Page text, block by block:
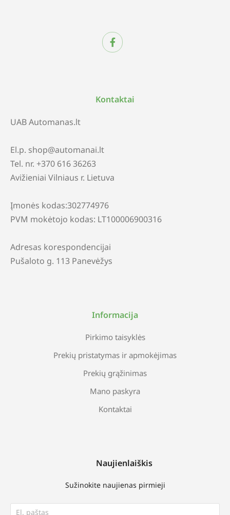
Kontaktai
UAB Automanas.lt
El.p. shop@automanai.lt
Tel. nr. +370 616 36263
Avižieniai Vilniaus r. Lietuva
Įmonės kodas:302774976
PVM mokėtojo kodas: LT100006900316
Adresas korespondencijai
Pušaloto g. 113 Panevėžys
Informacija
Pirkimo taisyklės
Prekių pristatymas ir apmokėjimas
Prekių grąžinimas
Mano paskyra
Kontaktai
Naujienlaiškis
Sužinokite naujienas pirmieji